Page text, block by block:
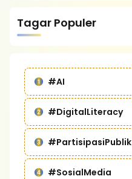
Tagar Populer
#AI
#DigitalLiteracy
#PartisipasiPublik
#SosialMedia